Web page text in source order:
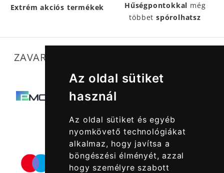
Az oldal sütiket
használ
Az oldal sütiket és egyéb
nyomkövető technológiákat
alkalmaz, hogy javítsa a
böngészési élményét, azzal
hogy személyre szabott
Extrém akciós termékek Hűségpontokkal még
többetspórolhatsz
ZAVARTALAN MŰKÖDÉSÜNKET SEGÍTIK